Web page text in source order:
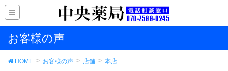
お客様の声
HOME お客様の声 店舗
本店